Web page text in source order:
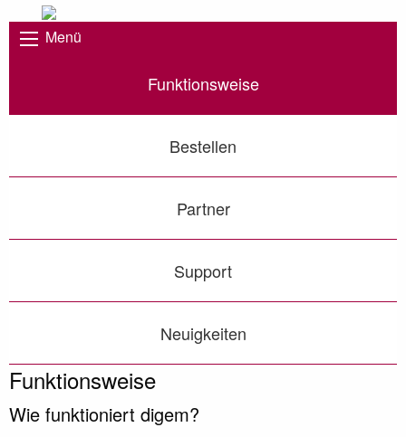
Menü
Funktionsweise
Bestellen
Partner
Support
Neuigkeiten
Funktionsweise
Wie funktioniert digem?